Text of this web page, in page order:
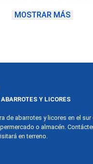
más saludable.
MOSTRAR MÁS
Y LICORES
de abarrotes y licores en el sur
o almacén.
en terreno.